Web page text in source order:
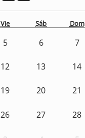
Vie Sáb Dom
5 6 7
12 13 14
19 20 21
26 27 28